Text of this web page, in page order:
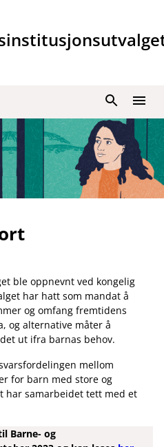
Meny
Søk
ble oppnevnt ved kongelig
har hatt som mandat å
og omfang fremtidens
og alternative måter å
ut ifra barnas behov.
mellom
for barn med store og
har samarbeidet tett med et
Barne- og